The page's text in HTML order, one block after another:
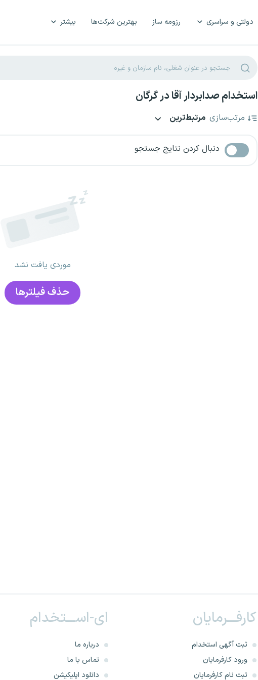
دولتی و سراسری رزومه ساز بهترین شرکت‌ها بیشتر
استخدام صدابردار آقا در گرگان
مرتب‌سازی مرتبط‌ترین
دنبال کردن نتایج جستجو
موردی یافت نشد
حذف فیلتر‌ها
کارفـــرمایان
ثبت آگهی استخدام
ورود کارفرمایان
ثبت نام کارفرمایان
ای-اســـتخدام
درباره ما
تماس با ما
دانلود اپلیکیشن